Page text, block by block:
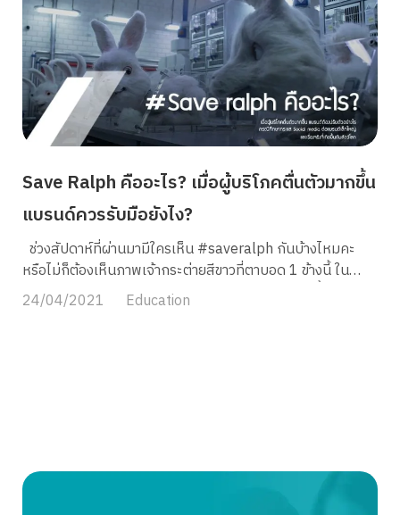
Save Ralph คืออะไร? เมื่อผู้บริโภคตื่นตัวมากขึ้น
แบรนด์ควรรับมือยังไง?
ช่วงสัปดาห์ที่ผ่านมามีใครเห็น #saveralph กันบ้างไหมคะ
หรือไม่ก็ต้องเห็นภาพเจ้ากระต่ายสีขาวที่ตาบอด 1 ข้างนี้ ใน
Social media กันมาบ้าง ทราบหรือไม่คะว่าเกิดอะไรขึ้น และ
เรื่องนี้ส่งผลกับแบรนด์เครื่องสำอางทั่วโลกมากน้อยแค่ไหน
แบรนด์ที่มีชื่อเสียงขนาดไหน ผู้บริโภคเองก็มีสิทธิที่จะไปเลือก
24/04/2021 Education